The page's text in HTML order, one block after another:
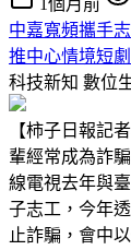
中嘉寬頻攜手
推中心情境短
科技新知 數位
【柿子日報記
輩經常成為詐
線電視去年與
子志工，今年
止詐騙，會中